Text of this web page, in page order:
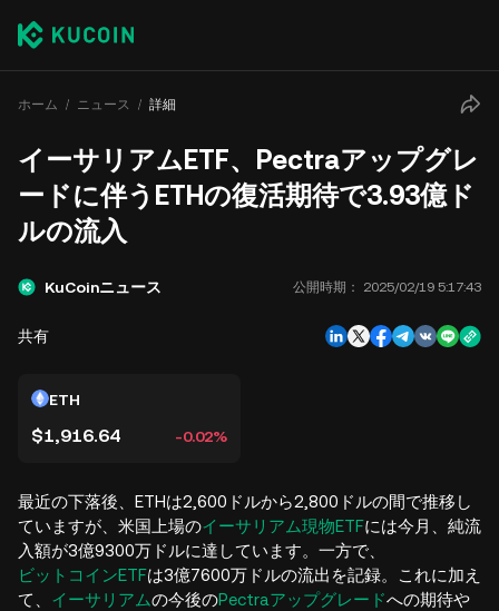
ホーム ニュース 詳細
イーサリアムETF、Pectraアップグレ
ードに伴うETHの復活期待で3.93億ド
ルの流入
KuCoinニュース 公開時期： 2025/02/19 5:17:43
共有
ETH
$1,916.64 -0.02%
最近の下落後、ETHは2,600ドルから2,800ドルの間で推移し
ていますが、米国上場のイーサリアム現物ETFには今月、純流
入額が3億9300万ドルに達しています。一方で、
ビットコインETFは3億7600万ドルの流出を記録。これに加え
て、 イーサリアムの今後のPectraアップグレードへの期待や